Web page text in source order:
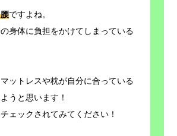
ですよね。
身体に負担をかけてしまっている
ットレスや枕が自分に合っている
うと思います！
ェックされてみてください！